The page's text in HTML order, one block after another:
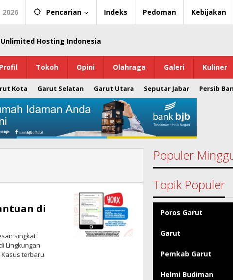
Pencarian Indeks Pedoman Kebijakan
Profil Tokoh Opini Olahraga Galeri Kuliner
Kota Garut Selatan Garut Utara Seputar Jabar Persib
di
singkat
Lingkungan
terbaru
Populer
Topik Populer
Poros Garut
Garut
Pemkab Garut
Helmi Budiman